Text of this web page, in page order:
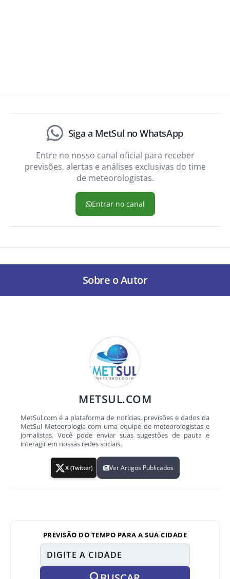
Siga a MetSul no WhatsApp
Entre no nosso canal oficial para receber
previsões, alertas e análises exclusivas do time
de meteorologistas.
Entrar no canal
Sobre o Autor
METSUL.COM
MetSul.com é a plataforma de notícias, previsões e dados da
MetSul Meteorologia com uma equipe de meteorologistas e
jornalistas. Você pode enviar suas sugestões de pauta e
interagir em nossas redes sociais.
X (Twitter) Ver Artigos Publicados
PREVISÃO DO TEMPO PARA A SUA CIDADE